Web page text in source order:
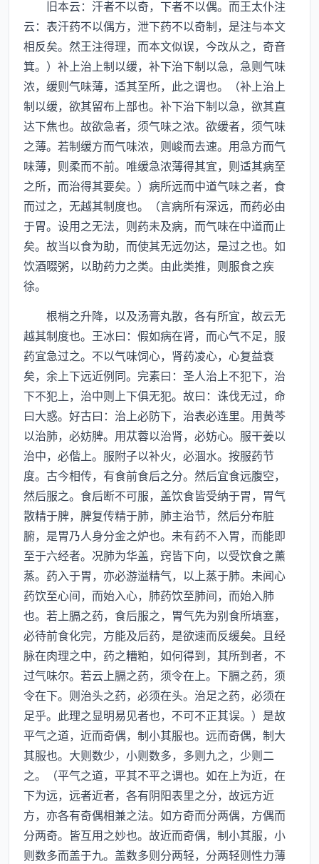
旧本云：汗者不以奇，下者不以偶。而王太仆注
云：表汗药不以偶方，泄下药不以奇制，是注与本文
相反矣。然王注得理，而本文似误，今改从之，奇音
箕。）补上治上制以缓，补下治下制以急，急则气味
浓，缓则气味薄，适其至所，此之谓也。（补上治上
制以缓，欲其留布上部也。补下治下制以急，欲其直
达下焦也。故欲急者，须气味之浓。欲缓者，须气味
之薄。若制缓方而气味浓，则峻而去速。用急方而气
味薄，则柔而不前。唯缓急浓薄得其宜，则适其病至
之所，而治得其要矣。）病所远而中道气味之者，食
而过之，无越其制度也。（言病所有深远，而药必由
于胃。设用之无法，则药未及病，而气味在中道而止
矣。故当以食为助，而使其无远勿达，是过之也。如
饮酒啜粥，以助药力之类。由此类推，则服食之疾
徐。
根梢之升降，以及汤膏丸散，各有所宜，故云无
越其制度也。王冰曰：假如病在肾，而心气不足，服
药宜急过之。不以气味饲心，肾药凌心，心复益衰
矣，余上下远近例同。完素曰：圣人治上不犯下，治
下不犯上，治中则上下俱无犯。故曰：诛伐无过，命
曰大惑。好古曰：治上必防下，治表必连里。用黄芩
以治肺，必妨脾。用苁蓉以治肾，必妨心。服干姜以
治中，必偕上。服附子以补火，必涸水。按服药节
度。古今相传，有食前食后之分。然后宜食远腹空，
然后服之。食后断不可服，盖饮食皆受纳于胃，胃气
散精于脾，脾复传精于肺，肺主治节，然后分布脏
腑，是胃乃人身分金之炉也。未有药不入胃，而能即
至于六经者。况肺为华盖，窍皆下向，以受饮食之薰
蒸。药入于胃，亦必游溢精气，以上蒸于肺。未闻心
药饮至心间，而始入心，肺药饮至肺间，而始入肺
也。若上膈之药，食后服之，胃气先为别食所填塞，
必待前食化完，方能及后药，是欲速而反缓矣。且经
脉在肉理之中，药之糟粕，如何得到，其所到者，不
过气味尔。若云上膈之药，须令在上。下膈之药，须
令在下。则治头之药，必须在头。治足之药，必须在
足乎。此理之显明易见者也，不可不正其误。）是故
平气之道，近而奇偶，制小其服也。远而奇偶，制大
其服也。大则数少，小则数多，多则九之，少则二
之。（平气之道，平其不平之谓也。如在上为近，在
下为远，远者近者，各有阴阳表里之分，故远方近
方，亦各有奇偶相兼之法。如方奇而分两偶，方偶而
分两奇。皆互用之妙也。故近而奇偶，制小其服，小
则数多而盖于九。盖数多则分两轻，分两轻则性力薄